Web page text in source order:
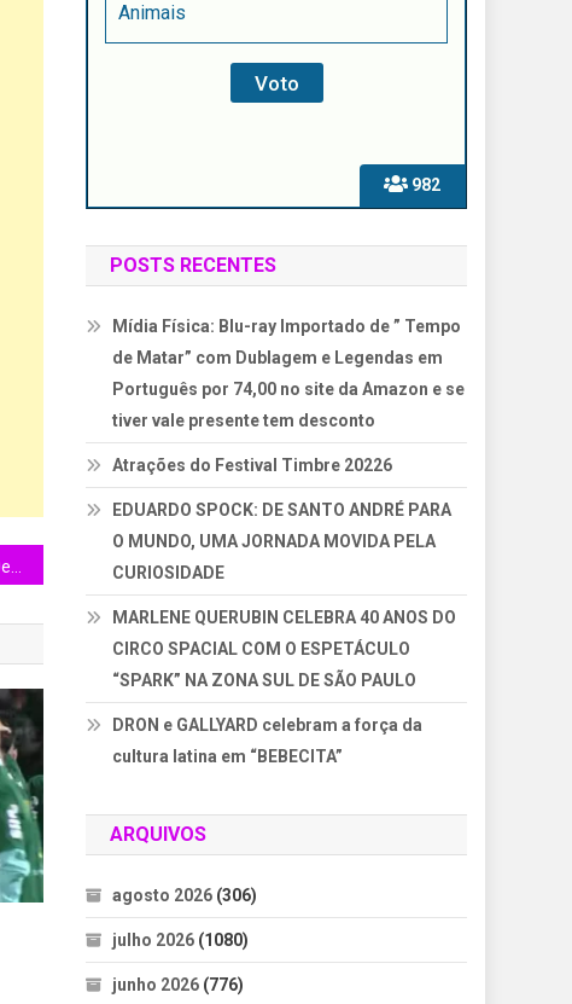
982
Animais
POSTS RECENTES
Mídia Física: Blu-ray Importado de ” Tempo
de Matar” com Dublagem e Legendas em
Português por 74,00 no site da Amazon e se
tiver vale presente tem desconto
Atrações do Festival Timbre 20226
EDUARDO SPOCK: DE SANTO ANDRÉ PARA
O MUNDO, UMA JORNADA MOVIDA PELA
CURIOSIDADE
MARLENE QUERUBIN CELEBRA 40 ANOS DO
CIRCO SPACIAL COM O ESPETÁCULO
“SPARK” NA ZONA SUL DE SÃO PAULO
DRON e GALLYARD celebram a força da
cultura latina em “BEBECITA”
ARQUIVOS
agosto 2026 (306)
julho 2026 (1080)
junho 2026 (776)